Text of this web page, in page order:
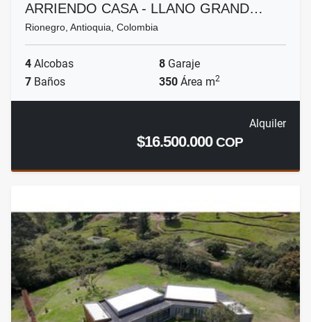
ARRIENDO CASA - LLANO GRAND…
Rionegro, Antioquia, Colombia
4 Alcobas 8 Garaje
7 Baños 350 Área m2
Alquiler
$16.500.000COP